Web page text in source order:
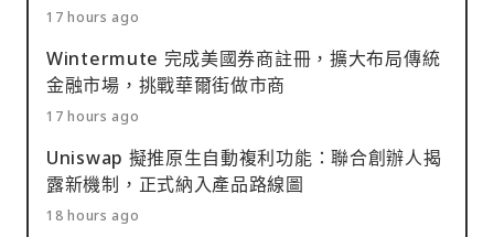
17 hours ago
Wintermute 完成美國券商註冊，擴大布局傳統
金融市場，挑戰華爾街做市商
17 hours ago
Uniswap 擬推原生自動複利功能：聯合創辦人揭
露新機制，正式納入產品路線圖
18 hours ago